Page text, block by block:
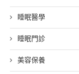
睡眠醫學
睡眠門診
美容保養